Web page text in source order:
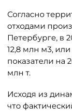
Согласно
отходами
Петербурге, в
12,8 млн м3,
показатели на
млн т.
Исходя из
что